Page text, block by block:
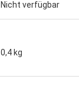
Nicht verfügbar
0,4 kg